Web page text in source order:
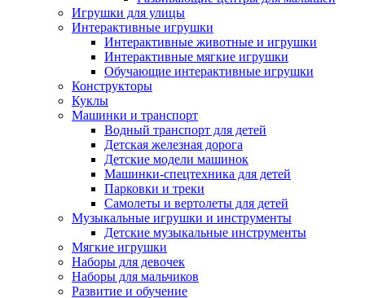
Игрушки для улицы
Интерактивные игрушки
Интерактивные животные и игрушки
Интерактивные мягкие игрушки
Обучающие интерактивные игрушки
Конструкторы
Куклы
Машинки и транспорт
Водный транспорт для детей
Детская железная дорога
Детские модели машинок
Машинки-спецтехника для детей
Парковки и треки
Самолеты и вертолеты для детей
Музыкальные игрушки и инструменты
Детские музыкальные инструменты
Мягкие игрушки
Наборы для девочек
Наборы для мальчиков
Развитие и обучение